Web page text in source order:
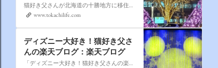
猫好き父さんが北海道の十勝地方に移住しました。なれない北海道の暮らしについてお伝えします。
www.tokachilife.com
ディズニー大好き！猫好き父さ
んの楽天ブログ：楽天ブログ
「ディズニー大好き！猫好き父さんの楽天ブログ」にようこそ！ いろんなブログサービスが廃止になるなか満を持して楽天ブログをはじめようと思います。 よろしくお願いいたします。